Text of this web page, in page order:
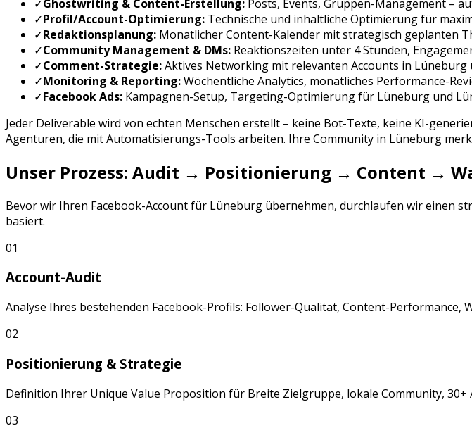
✓Ghostwriting & Content-Erstellung: Posts, Events, Gruppen-Management –
✓Profil/Account-Optimierung: Technische und inhaltliche Optimierung für
✓Redaktionsplanung: Monatlicher Content-Kalender mit strategisch geplanten
✓Community Management & DMs: Reaktionszeiten unter 4 Stunden,
✓Comment-Strategie:Aktives Networking mit relevanten Accounts in Lüneburg
✓Monitoring & Reporting:Wöchentliche Analytics, monatliches Performance-
✓Facebook Ads: Kampagnen-Setup, Targeting-Optimierung für Lüneburg und
Jeder Deliverable wird von echten Menschen erstellt – keine Bot-Texte, keine KI-
Agenturen, die mit Automatisierungs-Tools arbeiten. Ihre Community in Lüneburg
Unser Prozess: Audit → Positionierung → Content →
Bevor wir Ihren Facebook-Account für Lüneburg übernehmen, durchlaufen wir einen
basiert.
01
Account-Audit
Analyse Ihres bestehenden Facebook-Profils: Follower-Qualität, Content-Performance,
02
Positionierung & Strategie
Definition Ihrer Unique Value Proposition für Breite Zielgruppe, lokale Community,
03